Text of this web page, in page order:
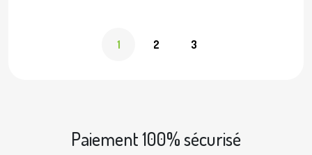
1 2 3
Paiement 100% sécurisé